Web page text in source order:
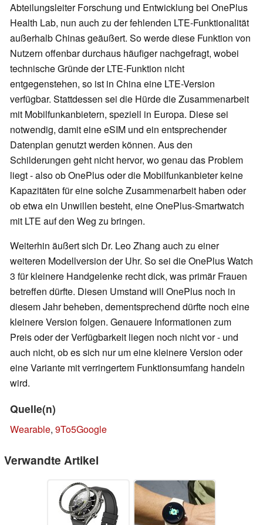
Abteilungsleiter Forschung und Entwicklung bei OnePlus
Health Lab, nun auch zu der fehlenden LTE-Funktionalität
außerhalb Chinas geäußert. So werde diese Funktion von
Nutzern offenbar durchaus häufiger nachgefragt, wobei
technische Gründe der LTE-Funktion nicht
entgegenstehen, so ist in China eine LTE-Version
verfügbar. Stattdessen sei die Hürde die Zusammenarbeit
mit Mobilfunkanbietern, speziell in Europa. Diese sei
notwendig, damit eine eSIM und ein entsprechender
Datenplan genutzt werden können. Aus den
Schilderungen geht nicht hervor, wo genau das Problem
liegt - also ob OnePlus oder die Mobilfunkanbieter keine
Kapazitäten für eine solche Zusammenarbeit haben oder
ob etwa ein Unwillen besteht, eine OnePlus-Smartwatch
mit LTE auf den Weg zu bringen.
Weiterhin äußert sich Dr. Leo Zhang auch zu einer
weiteren Modellversion der Uhr. So sei die OnePlus Watch
3 für kleinere Handgelenke recht dick, was primär Frauen
betreffen dürfte. Diesen Umstand will OnePlus noch in
diesem Jahr beheben, dementsprechend dürfte noch eine
kleinere Version folgen. Genauere Informationen zum
Preis oder der Verfügbarkeit liegen noch nicht vor - und
auch nicht, ob es sich nur um eine kleinere Version oder
eine Variante mit verringertem Funktionsumfang handeln
wird.
Quelle(n)
Wearable, 9To5Google
Verwandte Artikel